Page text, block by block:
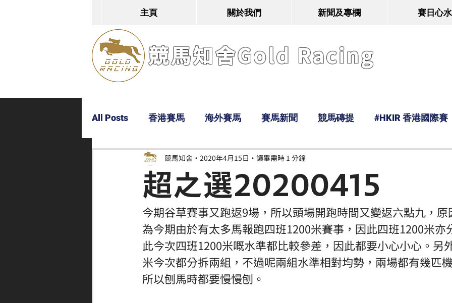
主頁 關於我們 新聞及專欄 賽日心水
競馬知舍Gold Racing
All Posts 香港賽馬 海外賽馬 賽馬新聞 競馬磚提 #HKIR 香港國際賽
Bobby 超仔 Tony 鹿
超之選20200415
競馬知舍 2020年4月15日 讀畢需時 1 分鐘
今期谷草賽事又跑返9場，所以頭場開跑時間又變返六點九，
為今期由於有太多馬報跑四班1200米賽事，因此四班1200米亦
此今次四班1200米嘅水準都比較參差，因此都要小心小心。另
米今次都分拆兩組，不過呢兩組水準相對均勢，兩場都有幾匹
所以刨馬時都要慢慢刨。